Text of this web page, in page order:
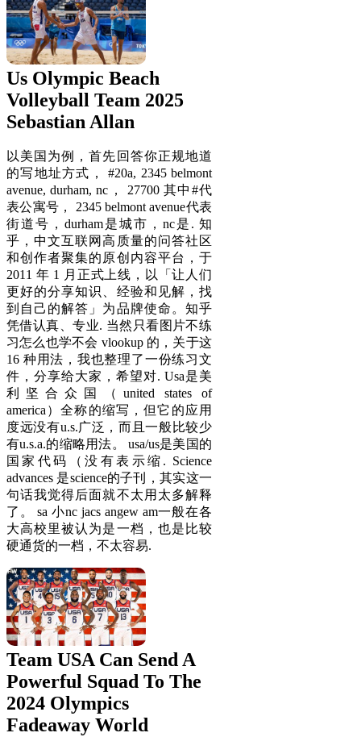
Us Olympic Beach
Volleyball Team 2025
Sebastian Allan
以美国为例，首先回答你正规地道
的写地址方式， #20a, 2345 belmont
avenue, durham, nc， 27700 其中#代
表公寓号， 2345 belmont avenue代表
街道号，durham是城市，nc是. 知
乎，中文互联网高质量的问答社区
和创作者聚集的原创内容平台，于
2011 年 1 月正式上线，以「让人们
更好的分享知识、经验和见解，找
到自己的解答」为品牌使命。知乎
凭借认真、专业. 当然只看图片不练
习怎么也学不会 vlookup 的，关于这
16 种用法，我也整理了一份练习文
件，分享给大家，希望对. Usa是美
利坚合众国（united states of
america）全称的缩写，但它的应用
度远没有u.s.广泛，而且一般比较少
有u.s.a.的缩略用法。 usa/us是美国的
国家代码（没有表示缩. Science
advances 是science的子刊，其实这一
句话我觉得后面就不太用太多解释
了。 sa 小nc jacs angew am一般在各
大高校里被认为是一档，也是比较
硬通货的一档，不太容易.
Team USA Can Send A
Powerful Squad To The
2024 Olympics
Fadeaway World